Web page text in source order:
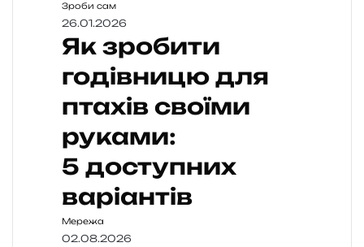
Зроби сам
26.01.2026
Як зробити
годівницю для
птахів своїми
руками:
5 доступних
варіантів
Мережа
02.08.2026